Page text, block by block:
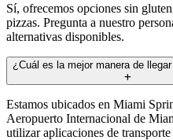
Sí, ofrecemos opciones sin
pizzas. Pregunta a nuestro
alternativas disponibles.
¿Cuál es la mejor manera de
Estamos ubicados en Miami
Aeropuerto Internacional de
utilizar aplicaciones de